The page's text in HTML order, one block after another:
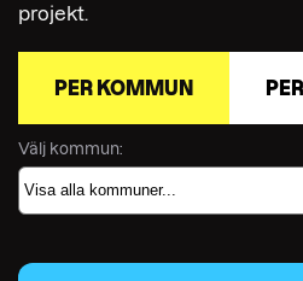
projekt.
PER KOMMUN
Välj kommun: